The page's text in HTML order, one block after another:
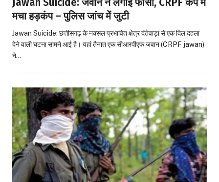
मचा हड़कंप – पुलिस जांच में जुटी
Jawan Suicide: छत्तीसगढ़ के नक्सल प्रभावित क्षेत्र दंतेवाड़ा से एक दिल दहला
देने वाली घटना सामने आई है। यहां तैनात एक सीआरपीएफ जवान (CRPF jawan)
ने…